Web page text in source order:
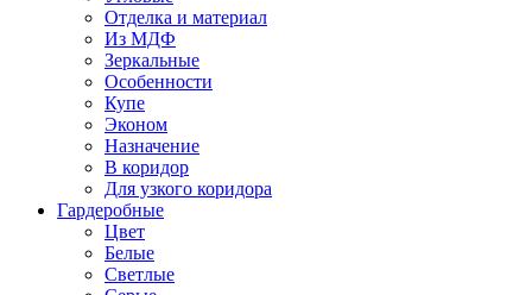
Отделка и материал
Из МДФ
Зеркальные
Особенности
Купе
Эконом
Назначение
В коридор
Для узкого коридора
Гардеробные
Цвет
Белые
Светлые